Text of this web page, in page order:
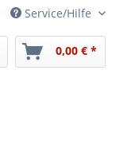
Service/Hilfe
0,00 € *